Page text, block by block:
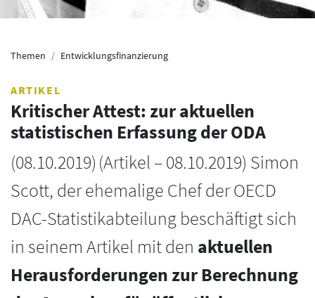
Themen Entwicklungsfinanzierung
ARTIKEL
Kritischer Attest: zur aktuellen
statistischen Erfassung der ODA
(08.10.2019) (Artikel – 08.10.2019) Simon
Scott, der ehemalige Chef der OECD
DAC-Statistikabteilung beschäftigt sich
in seinem Artikel mit den aktuellen
Herausforderungen zur Berechnung